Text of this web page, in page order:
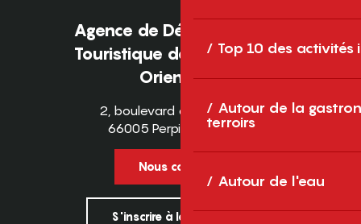
Top 10 des activités
Autour de la
terroirs
Autour de l'eau
Agence de Développement
Touristique des Pyrénées-
Orientales
2, boulevard des Pyrénées
66005 Perpignan Cedex
Nous contacter
S'inscrire à la newsletter